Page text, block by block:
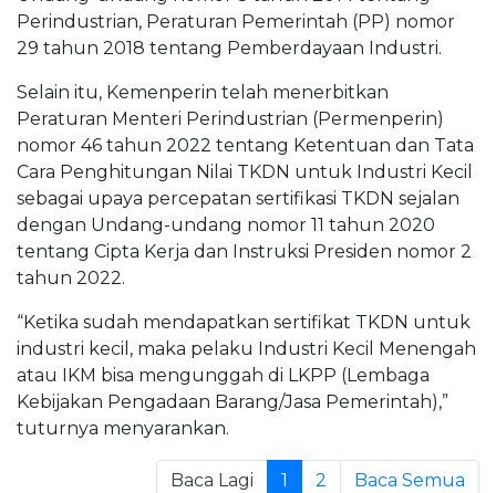
Perindustrian, Peraturan Pemerintah (PP) nomor
29 tahun 2018 tentang Pemberdayaan Industri.
Selain itu, Kemenperin telah menerbitkan
Peraturan Menteri Perindustrian (Permenperin)
nomor 46 tahun 2022 tentang Ketentuan dan Tata
Cara Penghitungan Nilai TKDN untuk Industri Kecil
sebagai upaya percepatan sertifikasi TKDN sejalan
dengan Undang-undang nomor 11 tahun 2020
tentang Cipta Kerja dan Instruksi Presiden nomor 2
tahun 2022.
“Ketika sudah mendapatkan sertifikat TKDN untuk
industri kecil, maka pelaku Industri Kecil Menengah
atau IKM bisa mengunggah di LKPP (Lembaga
Kebijakan Pengadaan Barang/Jasa Pemerintah),”
tuturnya menyarankan.
Baca Lagi 1 2 Baca Semua